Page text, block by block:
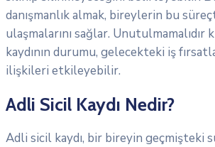
danışmanlık almak, bireylerin bu
ulaşmalarını sağlar. Unutulmamalıdır
kaydının durumu, gelecekteki iş
ilişkileri etkileyebilir.
Adli Sicil Kaydı Nedir?
Adli sicil kaydı, bir bireyin geçmişteki